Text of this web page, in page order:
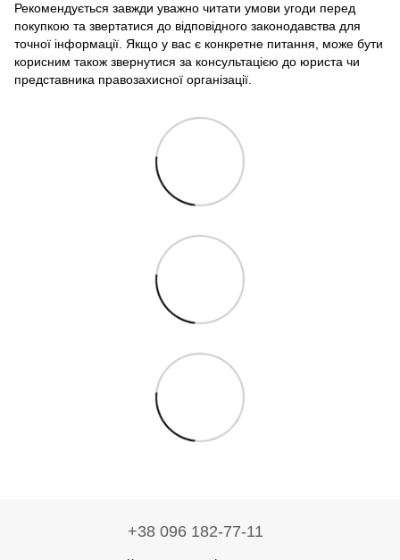
Рекомендується завжди уважно читати умови угоди перед
покупкою та звертатися до відповідного законодавства для
точної інформації. Якщо у вас є конкретне питання, може бути
корисним також звернутися за консультацією до юриста чи
представника правозахисної організації.
+38 096 182-77-11